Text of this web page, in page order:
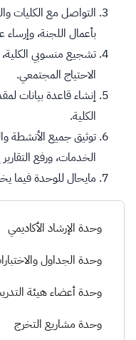
وحدة الإرشاد الأكاديمي
وحدة الجداول
وحدة أعضاء هيئة
وحدة مشاريع التخرج
التواصل مع الكليات
بأعمال اللجنة،
تشجيع منسوبي
الاحتياج المجتمعي.
إنشاء قاعدة بيانات
الكلية.
توثيق جميع الأنشطة
الخدمات، ورفع التقارير
مايحال للوحدة فيما